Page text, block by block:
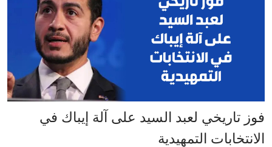
فوز تاريخي لعبد السيد على آلة إيباك في
الانتخابات التمهيدية